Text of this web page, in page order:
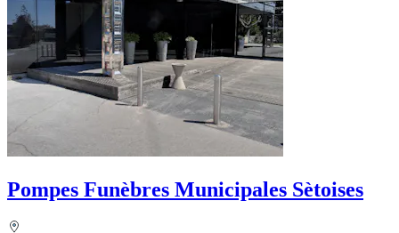
Pompes Funèbres Municipales Sètoises